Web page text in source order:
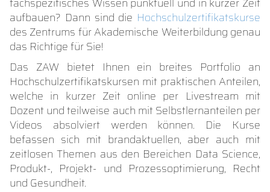
aufbauen? Dann sind die Hochschulzertifikatskurse
des Zentrums für Akademische Weiterbildung genau
das Richtige für Sie!
Das ZAW bietet Ihnen ein breites Portfolio an
Hochschulzertifikatskursen mit praktischen Anteilen,
welche in kurzer Zeit online per Livestream mit
Dozent und teilweise auch mit Selbstlernanteilen per
Videos absolviert werden können. Die Kurse
befassen sich mit brandaktuellen, aber auch mit
zeitlosen Themen aus den Bereichen Data Science,
Produkt-, Projekt- und Prozessoptimierung, Recht
und Gesundheit.